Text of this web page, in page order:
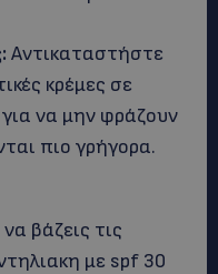
Αντικαταστήστε
κρέμες σε
να μην φράζουν
πιο γρήγορα.
βάζεις τις
με spf 30